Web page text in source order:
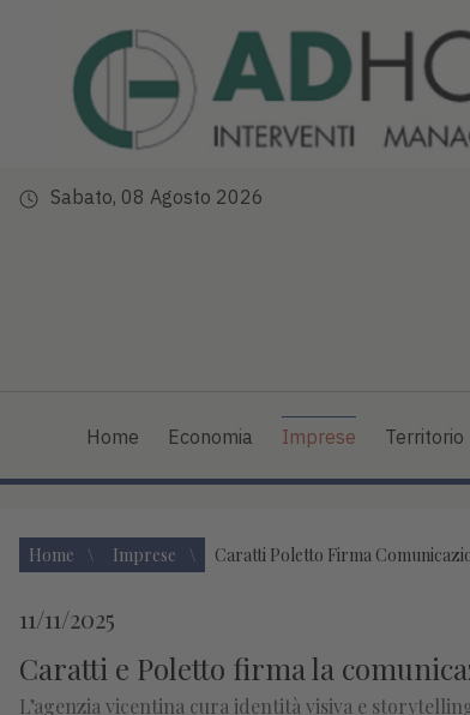
Sabato, 08 Agosto 2026
Home Economia Imprese Territorio
Home Imprese Caratti Poletto Firma
11/11/2025
Caratti e Poletto firma la
L’agenzia vicentina cura identità visiva e